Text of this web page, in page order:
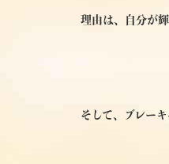
理由は、自分が
そして、ブレー